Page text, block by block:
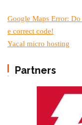
Google Maps Error:
e correct code!
Yacal micro hosting
Partners